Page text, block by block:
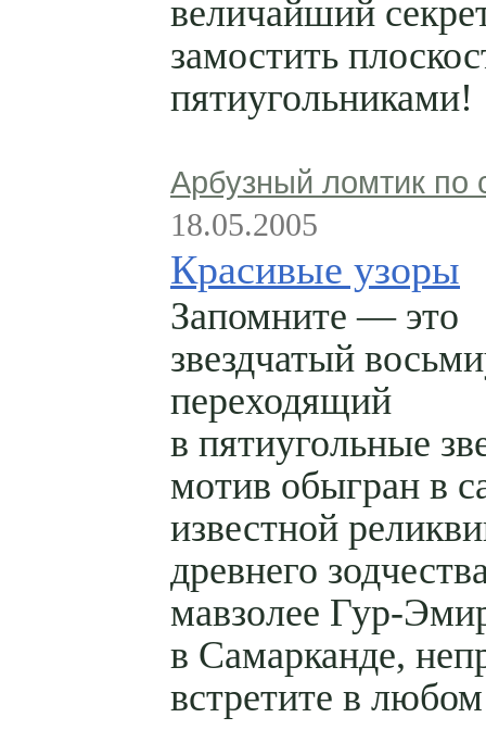
величайший
замостить
пятиугольниками!
Арбузный ломтик по
18.05.2005
Красивые узоры
Запомните — это
звездчатый
переходящий
в пятиугольные
мотив обыгран в
известной
древнего
мавзолее Гур-
в Самарканде,
встретите в